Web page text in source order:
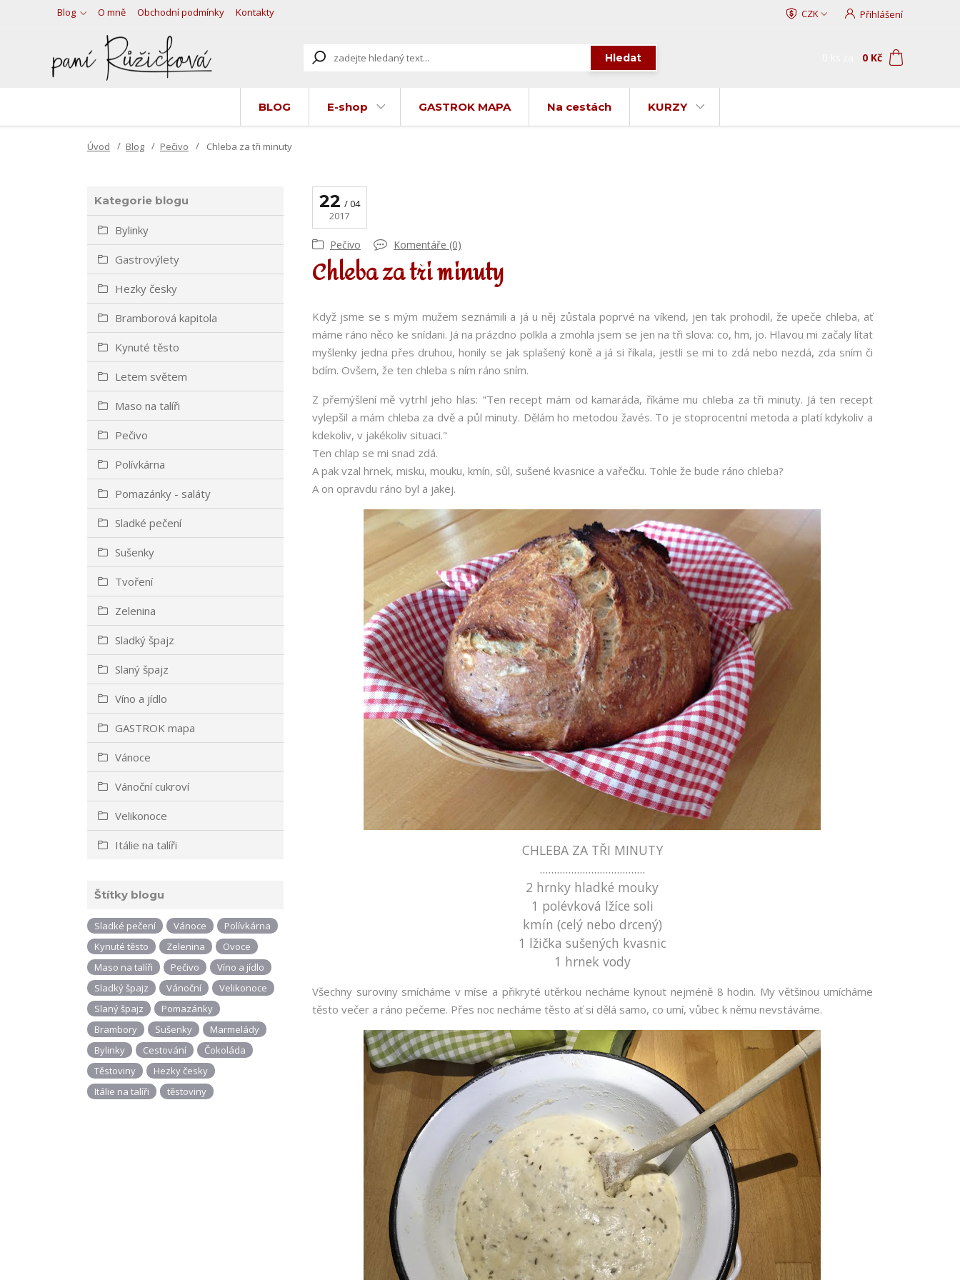
Blog O mně Obchodní podmínky Kontakty CZK Přihlášení
Hledat 0 Kč
BLOG E-shop GASTROK MAPA Na cestách KURZY
Úvod Blog Pečivo Chleba za tři minuty
Kategorie blogu
Bylinky
Gastrovýlety
Hezky česky
Bramborová kapitola
Kynuté těsto
Letem světem
Maso na talíři
Pečivo
Polívkárna
Pomazánky - saláty
Sladké pečení
Sušenky
Tvoření
Zelenina
Sladký špajz
Slaný špajz
Víno a jídlo
GASTROK mapa
Vánoce
Vánoční cukroví
Velikonoce
Itálie na talíři
Štítky blogu
Sladké pečení Vánoce
Polívkárna
Kynuté těsto
Zelenina
Ovoce
Maso na talíři
Pečivo
Víno a jídlo
Sladký špajz
Vánoční
Velikonoce
Slaný špajz
Pomazánky
Brambory
Sušenky
Marmelády
Bylinky
Cestování
Čokoláda
Těstoviny
Hezky česky
Itálie na talíři
těstoviny
22
04
2017
Pečivo Komentáře (0)
Chleba za tři minuty
Když jsme se s mým mužem seznámili a já u něj zůstala poprvé na víkend, jen tak prohodil, že upeče chleba, ať
máme ráno něco ke snídani. Já na prázdno polkla a zmohla jsem se jen na tři slova: co, hm, jo. Hlavou mi začaly lítat
myšlenky jedna přes druhou, honily se jak splašený koně a já si říkala, jestli se mi to zdá nebo nezdá, zda sním či
bdím. Ovšem, že ten chleba s ním ráno sním.
Z přemýšlení mě vytrhl jeho hlas: "Ten recept mám od kamaráda, říkáme mu chleba za tři minuty. Já ten recept
vylepšil a mám chleba za dvě a půl minuty. Dělám ho metodou žavés. To je stoprocentní metoda a platí kdykoliv a
kdekoliv, v jakékoliv situaci."
Ten chlap se mi snad zdá.
A pak vzal hrnek, misku, mouku, kmín, sůl, sušené kvasnice a vařečku. Tohle že bude ráno chleba?
A on opravdu ráno byl a jakej.
CHLEBA ZA TŘI MINUTY
.....................................
2 hrnky hladké mouky
1 polévková lžíce soli
kmín (celý nebo drcený)
1 lžička sušených kvasnic
1 hrnek vody
Všechny suroviny smícháme v míse a přikryté utěrkou necháme kynout nejméně 8 hodin. My většinou umícháme
těsto večer a ráno pečeme. Přes noc necháme těsto ať si dělá samo, co umí, vůbec k němu nevstáváme.